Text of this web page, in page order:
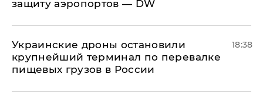
защиту аэропортов — DW
Украинские дроны остановили
крупнейший терминал по перевалке
пищевых грузов в России
18:38